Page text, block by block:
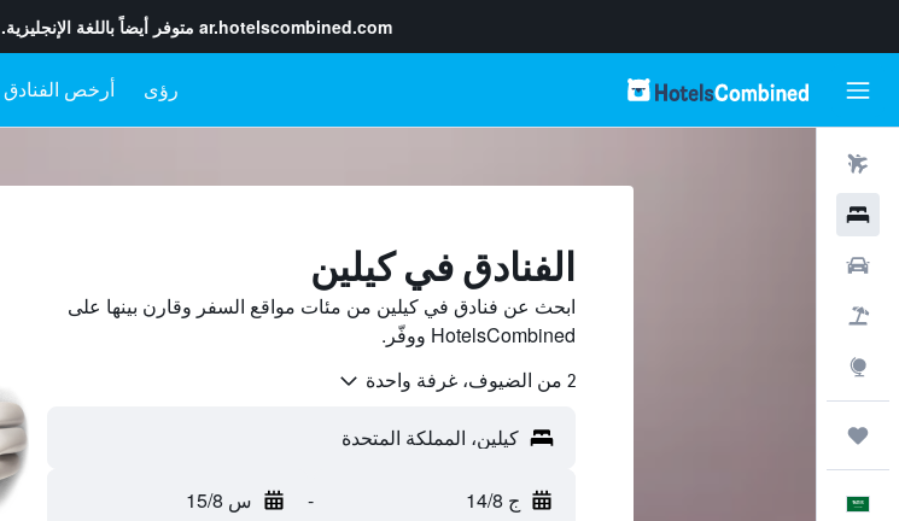
ar.hotelscombined.com متوفر أيضاً باللغة الإنجليزية.
رؤى أرخص الفنادق
الفنادق في كيلين
ابحث عن فنادق في كيلين من مئات مواقع السفر وقارن بينها على
HotelsCombined ووفّر.
2 من الضيوف، غرفة واحدة
ج 14/8 - س 15/8